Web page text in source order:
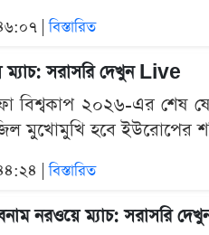
|বিস্তারিত
ম্যাচ: সরাসরি দেখুন Live
বিশ্বকাপ ২০২৬-এর শেষ
মুখোমুখি হবে ইউরোপের
|বিস্তারিত
নরওয়ে ম্যাচ: সরাসরি